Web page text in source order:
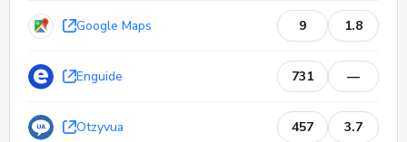
Google Maps 9 1.8
Enguide 731 —
Otzyvua 457 3.7